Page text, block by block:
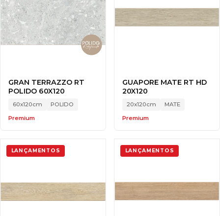
GRAN TERRAZZO RT
POLIDO 60X120
60x120cm
POLIDO
Premium
GUAPORE MATE RT HD
20X120
20x120cm
MATE
Premium
LANÇAMENTOS LANÇAMENTOS